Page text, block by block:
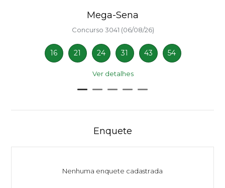
Mega-Sena
Concurso 3041 (06/08/26)
16 21 24 31 43 54
Ver detalhes
Enquete
Nenhuma enquete cadastrada